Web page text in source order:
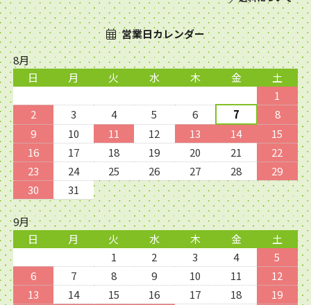
営業日カレンダー
8月
日
月 火 水 木 金
土
1
2
3 4 5 6 7
8
9
10 11 12 13 14
15
16
17 18 19 20 21
22
23
24 25 26 27 28
29
30
31
9月
日
月 火 水 木 金
土
1
2 3 4
5
6
7 8 9 10 11
12
13
14 15 16 17 18
19